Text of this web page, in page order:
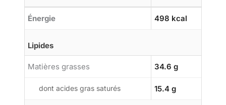
Énergie 498 kcal
Lipides
Matières grasses 34.6 g
dont acides gras saturés 15.4 g